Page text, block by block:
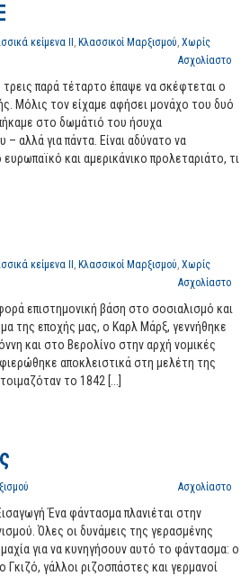
κείμενα ΙΙ , Κλασσικοί Μαρξισμού, Χωρίς
Ασχολίαστο
τρεις παρά τέταρτο έπαψε να σκέφτεται ο
. Μόλις τον είχαμε αφήσει μονάχο του δυό
στο δωμάτιό του ήσυχα
αλλά για πάντα. Είναι αδύνατο να
και αμερικάνικο προλεταριάτο, τι
κείμενα ΙΙ , Κλασσικοί Μαρξισμού, Χωρίς
Ασχολίαστο
επιστημονική βάση στο σοσιαλισμό και
της εποχής μας, ο Καρλ Μάρξ, γεννήθηκε
και στο Βερολίνο στην αρχή νομικές
αποκλειστικά στη μελέτη της
το 1842 [...]
Ασχολίαστο
Ένα φάντασμα πλανιέται στην
. Όλες οι δυνάμεις της γερασμένης
για να κυνηγήσουν αυτό το φάντασμα: ο
γάλλοι ριζοσπάστες και γερμανοί